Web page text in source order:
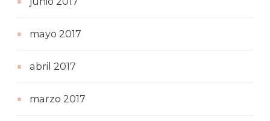
mayo 2017
abril 2017
marzo 2017